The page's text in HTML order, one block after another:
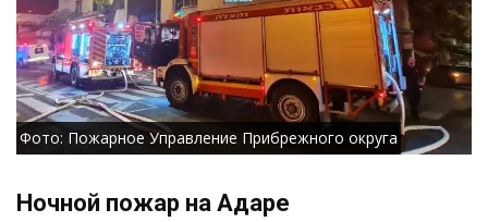
Фото: Пожарное Управление Прибрежного округа
Ночной пожар на Адаре